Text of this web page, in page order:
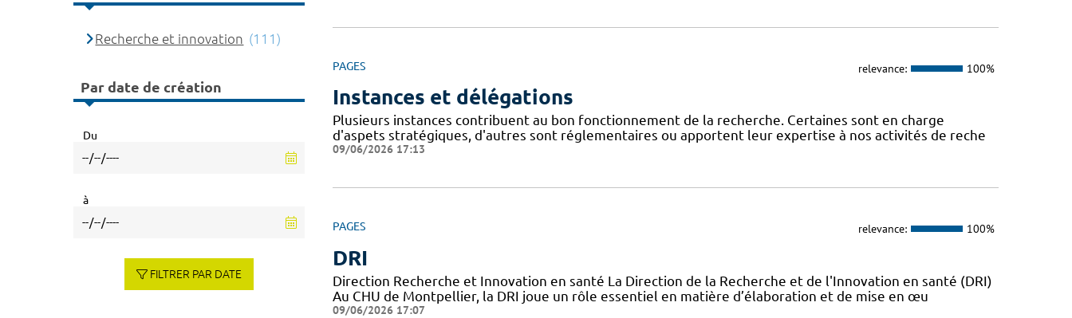
PAGES relevance: 100%
Instances et délégations
Plusieurs instances contribuent au bon fonctionnement de la recherche. Certaines sont en charge
d'aspets stratégiques, d'autres sont réglementaires ou apportent leur expertise à nos activités de reche
09/06/2026 17:13
PAGES relevance: 100%
DRI
Direction Recherche et Innovation en santé La Direction de la Recherche et de l'Innovation en santé (DRI)
Au CHU de Montpellier, la DRI joue un rôle essentiel en matière d’élaboration et de mise en œu
09/06/2026 17:07
Recherche et innovation (111)
Par date de création
Du
à
FILTRER PAR DATE